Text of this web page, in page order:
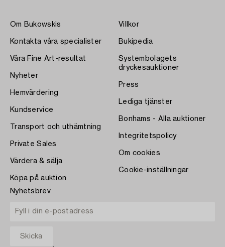
Om Bukowskis
Kontakta våra specialister
Våra Fine Art-resultat
Nyheter
Hemvärdering
Kundservice
Transport och uthämtning
Private Sales
Värdera & sälja
Köpa på auktion
Villkor
Bukipedia
Systembolagets
dryckesauktioner
Press
Lediga tjänster
Bonhams - Alla auktioner
Integritetspolicy
Om cookies
Cookie-inställningar
Nyhetsbrev